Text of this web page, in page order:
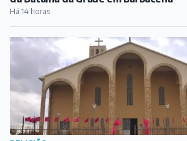
Barbacena promove reinauguração da
José Teixeira
Há 13 horas